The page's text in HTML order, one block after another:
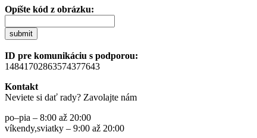
Opíšte kód z obrázku:
submit
ID pre komunikáciu s podporou:
14841702863574377643
Kontakt
Neviete si dať rady? Zavolajte nám
po–pia – 8:00 až 20:00
víkendy,sviatky – 9:00 až 20:00